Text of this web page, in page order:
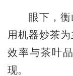
眼下，衡
用机器炒茶
效率与茶叶
现。